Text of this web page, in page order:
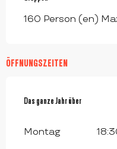
160 Person (en)
ÖFFNUNGSZEITEN
Das ganze Jahr über
Das ganze Jahr über
Montag